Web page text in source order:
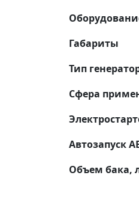
Габариты
Тип
Сфера
Автозапуск
Объем бака,